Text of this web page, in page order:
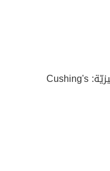
فرط نشاط قشر الكظر (بالإنجليزيّة: Cushing's